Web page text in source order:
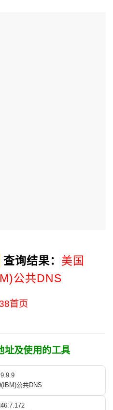
查询结果： 美国
公共DNS
首页
址及使用的工具
公共DNS